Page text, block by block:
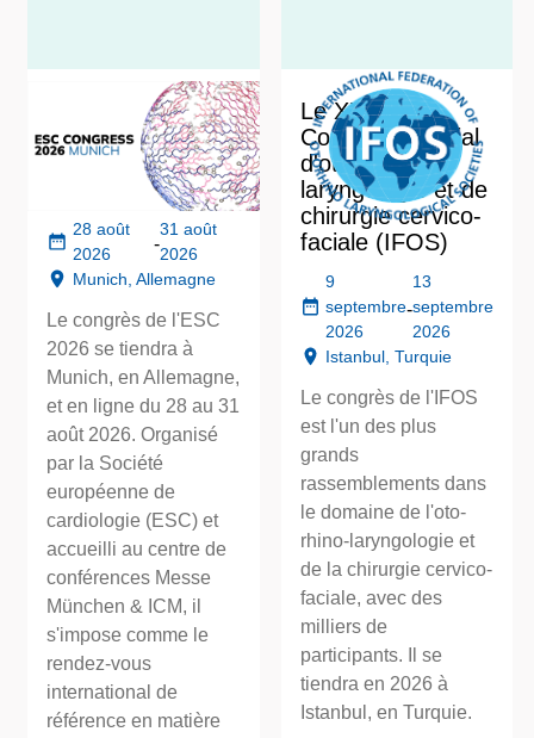
Congrès de la
Société
européenne de
cardiologie (ESC)
28 août
2026
-
31 août
2026
Munich, Allemagne
Le congrès de l'ESC
2026 se tiendra à
Munich, en Allemagne,
et en ligne du 28 au 31
août 2026. Organisé
par la Société
européenne de
cardiologie (ESC) et
accueilli au centre de
conférences Messe
München & ICM, il
s'impose comme le
rendez-vous
international de
référence en matière
Le XXIIIe
Congrès mondial
d'oto-rhino-
laryngologie et de
chirurgie cervico-
faciale (IFOS)
9
septembre
2026
-
13
septembre
2026
Istanbul, Turquie
Le congrès de l'IFOS
est l'un des plus
grands
rassemblements dans
le domaine de l'oto-
rhino-laryngologie et
de la chirurgie cervico-
faciale, avec des
milliers de
participants. Il se
tiendra en 2026 à
Istanbul, en Turquie.